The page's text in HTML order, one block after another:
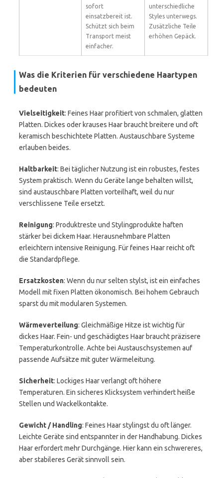
sofort
einsatzbereit ist.
Schützt sich beim
Transport meist
einfacher.
unterschiedliche
Styles unterwegs.
Zusätzliche Teile
erhöhen Gepäck.
Was die Kriterien für verschiedene Haartypen
bedeuten
Vielseitigkeit: Feines Haar profitiert von schmalen, glatten
Platten. Dickes oder krauses Haar braucht breitere und oft
keramisch beschichtete Platten. Austauschbare Systeme
erlauben beides.
Haltbarkeit: Bei täglicher Nutzung ist ein robustes, festes
System praktisch. Wenn du Geräte lange behalten willst,
sind austauschbare Platten vorteilhaft, weil du nur
verschlissene Teile ersetzt.
Reinigung: Produktreste und Stylingprodukte haften
stärker bei dickem Haar. Herausnehmbare Platten
erleichtern intensive Reinigung. Für feines Haar reicht oft
die Standardpflege.
Ersatzkosten: Wenn du nur selten stylst, ist ein einfaches
Modell mit fixen Platten ökonomisch. Bei hohem Gebrauch
sparst du mit modularen Systemen.
Wärmeverteilung: Gleichmäßige Hitze ist wichtig für
dickes Haar. Fein- und geschädigtes Haar braucht präzisere
Temperaturkontrolle. Achte bei Austauschsystemen auf
passende Aufsätze mit guter Wärmeleitung.
Sicherheit: Lockiges Haar verlangt oft höhere
Temperaturen. Ein sicheres Klicksystem verhindert heiße
Stellen und Wackelkontakte.
Gewicht / Handling: Feines Haar stylingst du oft länger.
Leichte Geräte sind entspannter in der Handhabung. Dickes
Haar erfordert mehr Durchgänge. Hier kann ein schwereres,
aber stabileres Gerät sinnvoll sein.